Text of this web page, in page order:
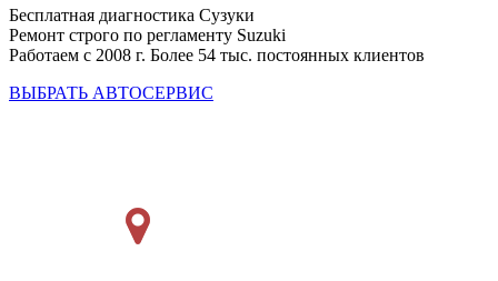
Бесплатная диагностика Сузуки
Ремонт строго по регламенту Suzuki
Работаем с 2008 г. Более 54 тыс. постоянных клиентов
ВЫБРАТЬ АВТОСЕРВИС